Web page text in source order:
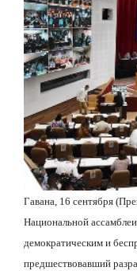
Гавана, 16 сентября
Национальной
демократическим и
предшествовавший